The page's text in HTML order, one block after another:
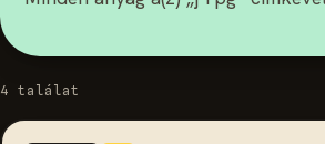
4 találat